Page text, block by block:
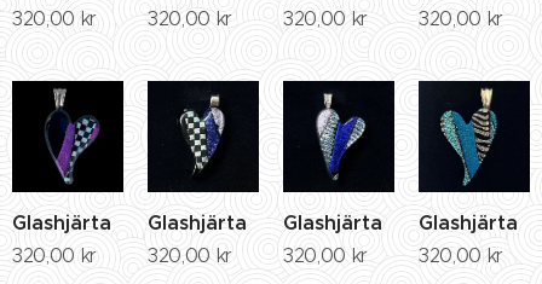
320,00 kr 320,00 kr 320,00 kr 320,00 kr
Glashjärta
320,00 kr
Glashjärta
320,00 kr
Glashjärta
320,00 kr
Glashjärta
320,00 kr